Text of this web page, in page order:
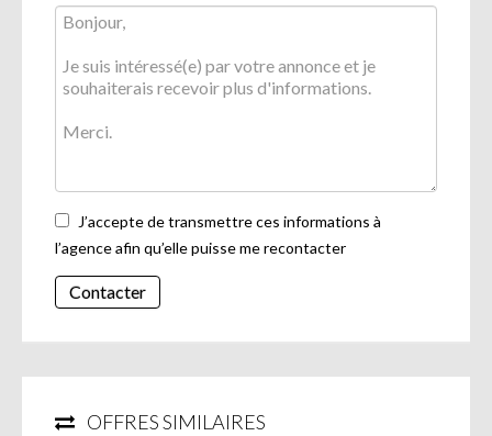
J’accepte de transmettre ces informations à
l’agence afin qu’elle puisse me recontacter
Contacter
OFFRES SIMILAIRES